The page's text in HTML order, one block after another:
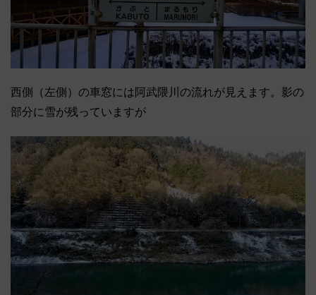
西側（左側）の車窓には阿武隈川の流れが見えます。影の
部分に雪が残っていますが